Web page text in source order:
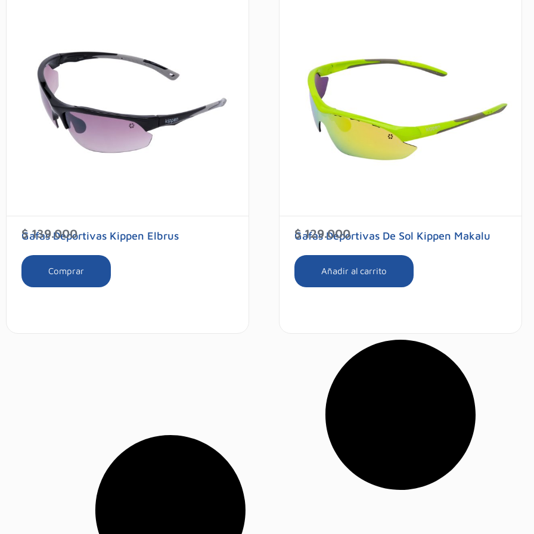
Gafas Deportivas Kippen Elbrus
$139.000
Comprar
Gafas Deportivas De Sol Kippen Makalu
$129.000
Añadir al carrito